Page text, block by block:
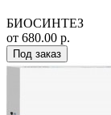
БИОСИНТЕЗ
от 680.00 р.
Под заказ